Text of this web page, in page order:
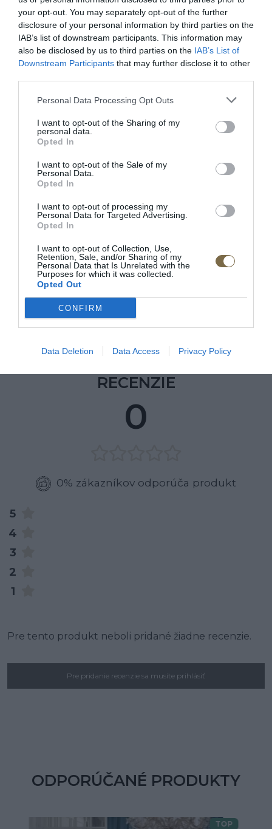
your opt-out. You may separately opt-out of the further
disclosure of your personal information by third parties on the
IAB’s list of downstream participants. This information may
also be disclosed by us to third parties on the IAB’s List of
Downstream Participants that may further disclose it to other
Personal Data Processing Opt Outs
I want to opt-out of the Sharing of my
personal data.
Opted In
I want to opt-out of the Sale of my
Personal Data.
Opted In
I want to opt-out of processing my
Personal Data for Targeted Advertising.
Opted In
I want to opt-out of Collection, Use,
Retention, Sale, and/or Sharing of my
Personal Data that Is Unrelated with the
Purposes for which it was collected.
Opted Out
CONFIRM
Data Deletion Data Access Privacy Policy
Kreslo: (569€)
Vonkajší rozmer: 86 (š) x 103 (v) x 90 (h) cm
Výška sedadla od zeme:46 cm
s rozkladom na príležitostné spanie
drevené nohy
1 ks opierka hlavy
sedadla: vlnitá pružina typu B, vysoko elastická +
polyuretánová pena
operadla: silikónová vložka na čalúnených
pásoch
Nosná konštrukcia: pevné drevo
Výrobca: IMS GROUP
DOPRAVA ZDARMA
Doba dodania: ihneď k odberu
RECENZIE
0
0% zákazníkov odporúča produkt
5
4
3
2
1
Pre tento produkt neboli pridané žiadne recenzie.
Pre pridanie recenzie sa musíte prihlásiť
ODPORÚČANÉ PRODUKTY
TOP